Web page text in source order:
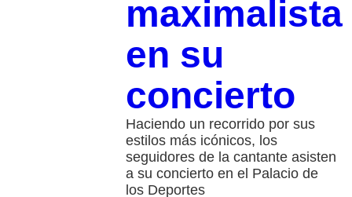
maximalista
en su
concierto
Haciendo un recorrido por sus
estilos más icónicos, los
seguidores de la cantante asisten
a su concierto en el Palacio de
los Deportes